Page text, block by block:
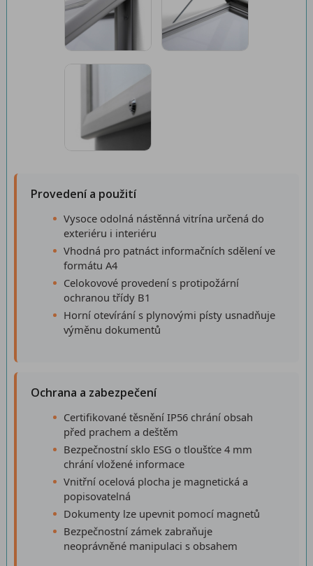
Provedení a použití
Vysoce odolná nástěnná vitrína určená do
exteriéru i interiéru
Vhodná pro patnáct informačních sdělení ve
formátu A4
Celokovové provedení s protipožární
ochranou třídy B1
Horní otevírání s plynovými písty usnadňuje
výměnu dokumentů
Ochrana a zabezpečení
Certifikované těsnění IP56 chrání obsah
před prachem a deštěm
Bezpečnostní sklo ESG o tloušťce 4 mm
chrání vložené informace
Vnitřní ocelová plocha je magnetická a
popisovatelná
Dokumenty lze upevnit pomocí magnetů
Bezpečnostní zámek zabraňuje
neoprávněné manipulaci s obsahem